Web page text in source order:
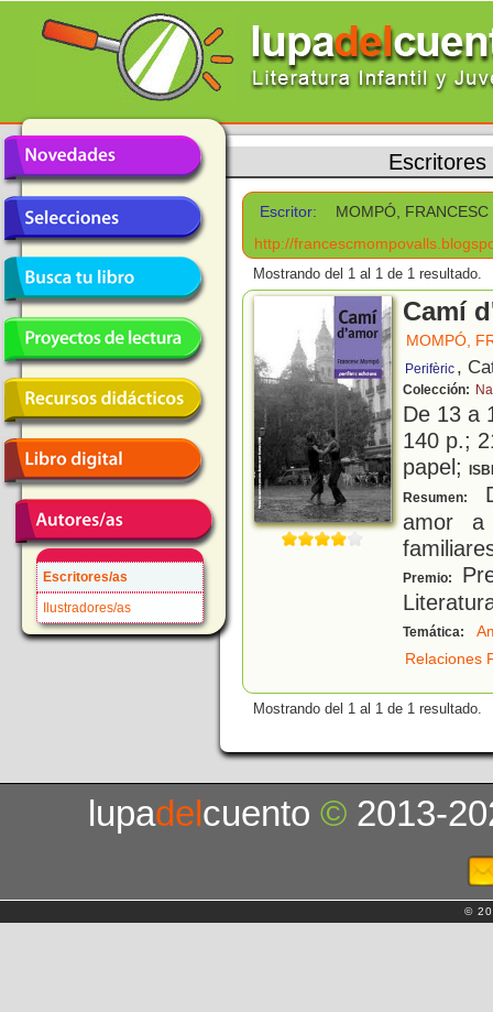
Escritores/as
Ilustradores/as
Escritores
Escritor:
MOMPÓ, FRANCESC
http://
Mostrando del 1 al 1 de 1 resultado.
Camí
MOMPÓ,
Perifèric ,
Colección:
De 13 a
140 p.;
papel;
Resumen:
amor a
Premio:
Temática:
Relaciones
Mostrando del 1 al 1 de 1 resultado.
lupadelcuento© 2013-
©